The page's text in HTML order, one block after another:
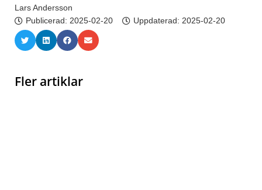
Lars Andersson
Publicerad: 2025-02-20 Uppdaterad: 2025-02-20
Fler artiklar